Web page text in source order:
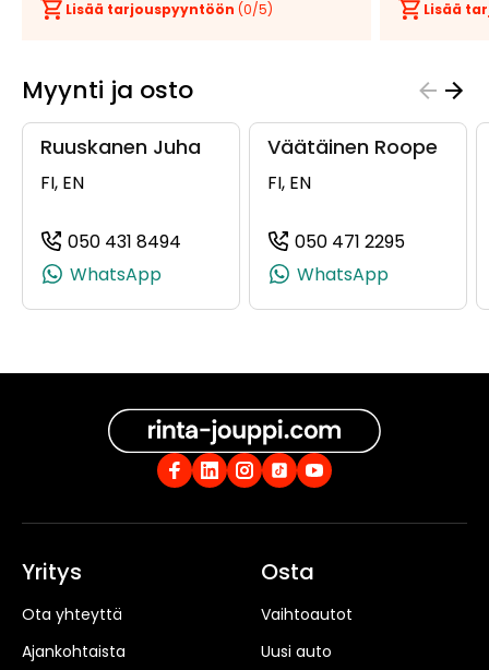
Lisää tarjouspyyntöön (0/5) Lisää
Myynti ja osto
Ruuskanen Juha
FI, EN
050 431 8494
(+358504318494, 0504318494,
WhatsApp
Väätäinen Roope
FI, EN
050 471 2295
WhatsApp
Yritys
Ota yhteyttä
Ajankohtaista
Osta
Vaihtoautot
Uusi auto